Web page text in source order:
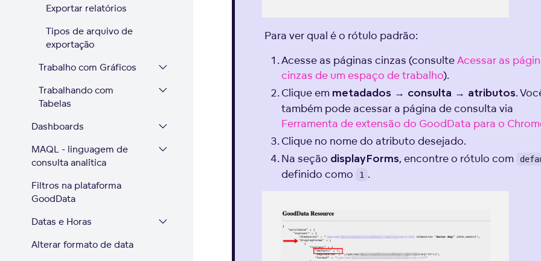
Exportar relatórios
Tipos de arquivo de
exportação
Trabalho com Gráficos
Trabalhando com
Tabelas
Dashboards
MAQL - linguagem de
consulta analítica
Filtros na plataforma
GoodData
Datas e Horas
Alterar formato de data
Para ver qual é o rótulo padrão:
Acesse as páginas cinzas (consulteAcessar as
cinzas de um espaço de trabalho).
Clique em metadados → consulta → atributos.
também pode acessar a página de consulta via
Ferramenta de extensão do GoodData para o
Clique no nome do atributo desejado.
Na seção displayForms, encontre o rótulo com
definido como 1 .